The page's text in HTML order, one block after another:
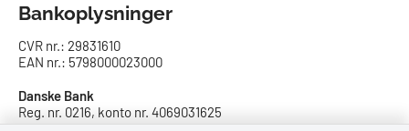
Bankoplysninger
CVR nr.: 29831610
EAN nr.: 5798000023000
Danske Bank
Reg. nr. 0216, konto nr. 4069031625